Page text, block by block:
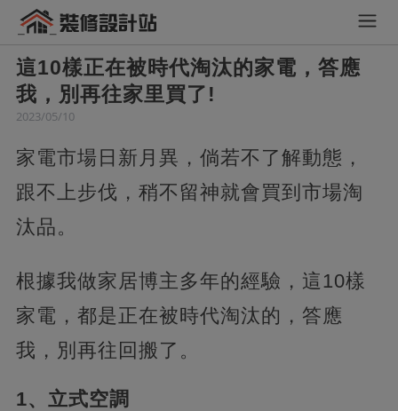
這10樣正在被時代淘汰的家電，答應
我，別再往家里買了!
2023/05/10
家電市場日新月異，倘若不了解動態，
跟不上步伐，稍不留神就會買到市場淘
汰品。
根據我做家居博主多年的經驗，這10樣
家電，都是正在被時代淘汰的，答應
我，別再往回搬了。
1、立式空調